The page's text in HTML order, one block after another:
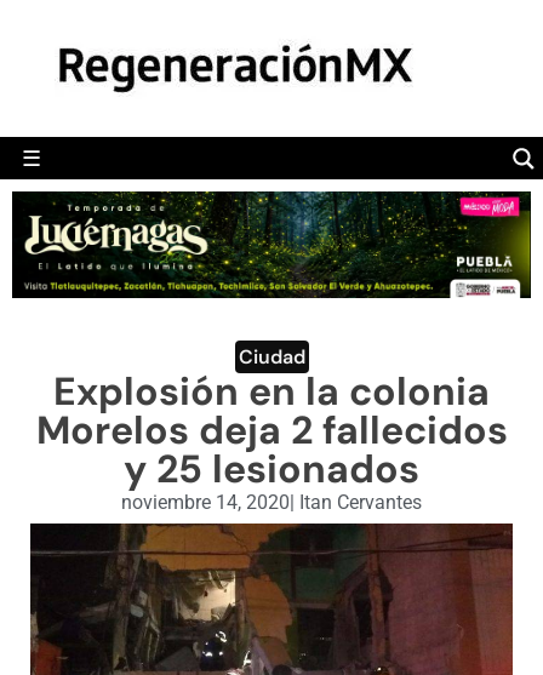
☰
POLÍTICA
CAMALEÓN
OPINIÓN
DEPORTES
ENGLISH SECTION
VIDEOS
Ciudad
Explosión en la colonia
Morelos deja 2 fallecidos
y 25 lesionados
noviembre 14, 2020| Itan Cervantes